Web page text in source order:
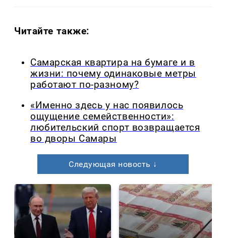
Читайте также:
Самарская квартира на бумаге и в
жизни: почему одинаковые метры
работают по-разному?
«Именно здесь у нас появилось
ощущение семейственности»:
любительский спорт возвращается
во дворы Самары
Следующая новость ↓